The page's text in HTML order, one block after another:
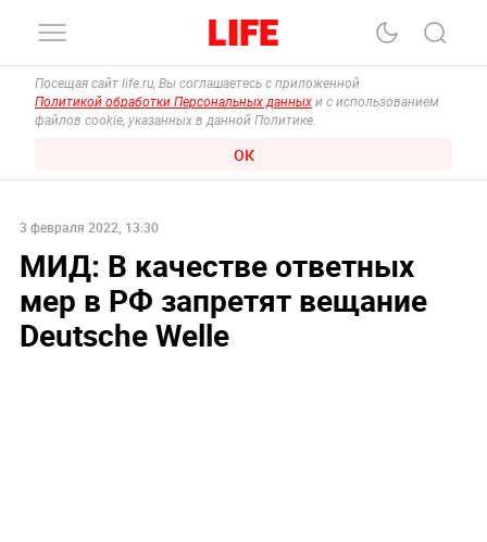
Посещая сайт life.ru, Вы соглашаетесь с приложенной
Политикой обработки Персональных данных и с использованием
файлов cookie, указанных в данной Политике.
ОК
3 февраля 2022, 13:30
МИД: В качестве ответных
мер в РФ запретят вещание
Deutsche Welle